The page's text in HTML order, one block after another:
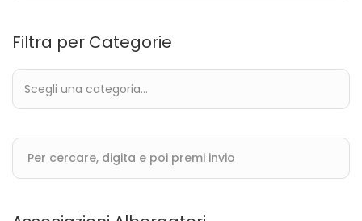
Filtra per Categorie